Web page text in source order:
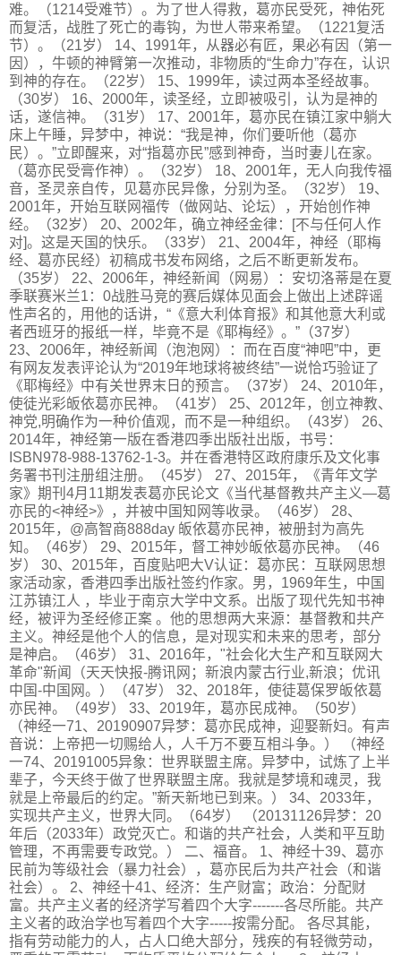
难。（1214受难节）。为了世人得救，葛亦民受死，神佑死
而复活，战胜了死亡的毒钩，为世人带来希望。（1221复活
节）。（21岁） 14、1991年，从器必有匠，果必有因（第一
因），牛顿的神臂第一次推动，非物质的“生命力”存在，认识
到神的存在。（22岁） 15、1999年，读过两本圣经故事。
（30岁） 16、2000年，读圣经，立即被吸引，认为是神的
话，遂信神。（31岁） 17、2001年，葛亦民在镇江家中躺大
床上午睡，异梦中，神说：“我是神，你们要听他（葛亦
民）。”立即醒来，对“指葛亦民”感到神奇，当时妻儿在家。
（葛亦民受膏作神）。（32岁） 18、2001年，无人向我传福
音，圣灵亲自传，见葛亦民异像，分别为圣。（32岁） 19、
2001年，开始互联网福传（做网站、论坛），开始创作神
经。（32岁） 20、2002年，确立神经金律：[不与任何人作
对]。这是天国的快乐。（33岁） 21、2004年，神经（耶梅
经、葛亦民经）初稿成书发布网络，之后不断更新发布。
（35岁） 22、2006年，神经新闻（网易）：安切洛蒂是在夏
季联赛米兰1：0战胜马竞的赛后媒体见面会上做出上述辟谣
性声名的，用他的话讲，“《意大利体育报》和其他意大利或
者西班牙的报纸一样，毕竟不是《耶梅经》。”（37岁）
23、2006年，神经新闻（泡泡网）：而在百度“神吧”中，更
有网友发表评论认为“2019年地球将被终结”一说恰巧验证了
《耶梅经》中有关世界末日的预言。（37岁） 24、2010年，
使徒光彩皈依葛亦民神。（41岁） 25、2012年，创立神教、
神党,明确作为一种价值观，而不是一种组织。（43岁） 26、
2014年，神经第一版在香港四季出版社出版，书号：
ISBN978-988-13762-1-3。并在香港特区政府康乐及文化事
务署书刊注册组注册。（45岁） 27、2015年，《青年文学
家》期刊4月11期发表葛亦民论文《当代基督教共产主义—葛
亦民的<神经>》，并被中国知网等收录。（46岁） 28、
2015年，@高智商888day 皈依葛亦民神，被册封为高先
知。（46岁） 29、2015年，督工神妙皈依葛亦民神。（46
岁） 30、2015年，百度贴吧大V认证：葛亦民：互联网思想
家活动家，香港四季出版社签约作家。男，1969年生，中国
江苏镇江人 ，毕业于南京大学中文系。出版了现代先知书神
经，被评为圣经修正案 。他的思想两大来源：基督教和共产
主义。神经是他个人的信息，是对现实和未来的思考，部分
是神启。（46岁） 31、2016年，"社会化大生产和互联网大
革命"新闻（天天快报-腾讯网；新浪内蒙古行业,新浪；优讯
中国-中国网。）（47岁） 32、2018年，使徒葛保罗皈依葛
亦民神。（49岁） 33、2019年，葛亦民成神。（50岁）
（神经一71、20190907异梦：葛亦民成神，迎娶新妇。有声
音说：上帝把一切赐给人，人千万不要互相斗争。） （神经
一74、20191005异象：世界联盟主席。异梦中，试炼了上半
辈子，今天终于做了世界联盟主席。我就是梦境和魂灵，我
就是上帝最后的约定。”新天新地已到来。） 34、2033年，
实现共产主义，世界大同。（64岁） （20131126异梦：20
年后（2033年）政党灭亡。和谐的共产社会，人类和平互助
管理，不再需要专政党。） 二、福音。 1、神经十39、葛亦
民前为等级社会（暴力社会），葛亦民后为共产社会（和谐
社会）。 2、神经十41、经济：生产财富；政治：分配财
富。共产主义者的经济学写着四个大字-------各尽所能。共产
主义者的政治学也写着四个大字-----按需分配。 各尽其能，
指有劳动能力的人，占人口绝大部分，残疾的有轻微劳动，